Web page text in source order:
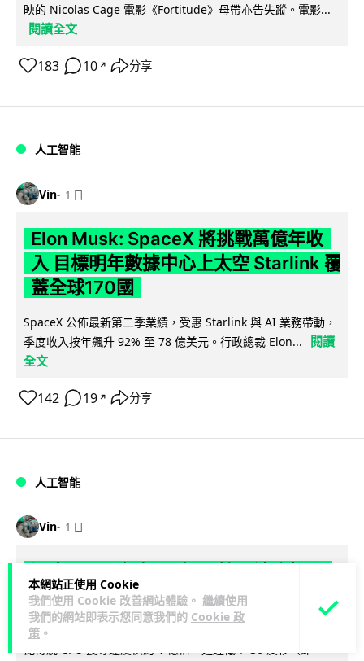
本網站正使用 Cookie
我們使用 Cookie 改善網站體驗。 繼續使用
我們的網站即表示您同意我們的 Cookie 政
策 。
映的 Nicolas Cage 電影《Fortitude》母帶亦告失蹤。電影...
閱讀全文
183 10 ↗ 分享
人工智能
Vin 1 日
Elon Musk: SpaceX 將挑戰萬億年收
入 目標明年數據中心上太空 Starlink 覆
蓋全球170國
SpaceX 公佈最新第二季業績，受惠 Starlink 與 AI 業務帶動，
季度收入按年飆升 92% 至 78 億美元。行政總裁 Elon...
閱讀
全文
142 19 ↗ 分享
人工智能
Vin 1 日
一億倍 手機人臉識別免上雲端
香港大學團隊成功研發原子級厚度的「模擬存內搜尋」晶片，